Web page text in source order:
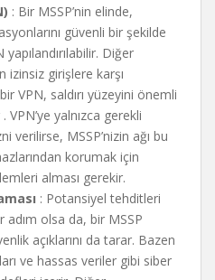
: Bir MSSP’nin elinde,
güvenli bir şekilde
Diğer
izinsiz girişlere karşı
VPN, saldırı yüzeyini önemli
yalnızca gerekli
verilirse, MSSP’nizin ağı bu
korumak için
alması gerekir.
: Potansiyel tehditleri
olsa da, bir MSSP
açıklarını da tarar. Bazen
ve hassas veriler gibi siber